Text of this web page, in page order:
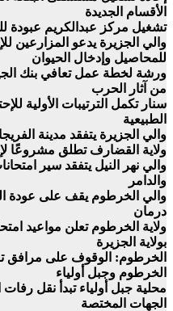
الأقسام الجديدة
تشغيل مركز عبدالكريم
والي الجزيرة يدعو المزارعين
للمحاصيل وإدخال الحيوان
ورشة لخطة عمل تعافي بنك
من آثار الحرب
سنار تكمل الترتيبات الأولية
الطبيعية
والي الجزيرة يتفقد مدينة
ولاية القضارف تطلق مشروعًا
والي نهر النيل يتفقد سير
والدامر
والي الخرطوم يقف على عودة
درمان
ولاية الخرطوم تعلن مواعيد
بولاية الجزيرة
الخرطوم: الوقوف على مرافق
الخرطوم وجبل أولياء
محلية جبل أولياء تبدأ نقل رفات
الجهات المختصة